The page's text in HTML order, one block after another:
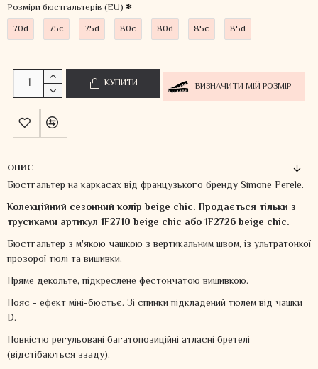
Розміри бюстгальтерів (EU)
70d
75c 75d 80c 80d 85c 85d
КУПИТИ ВИЗНАЧИТИ МІЙ РОЗМІР
ОПИС
Бюстгальтер на каркасах від французького бренду Simone Perele.
Колекційний сезонний колір beige chic. Продається тільки з
трусиками артикул 1F2710 beige chic або 1F2726 beigechic.
Бюстгальтер з м'якою чашкою з вертикальним швом, із ультратонкої
прозорої тюлі та вишивки.
Пряме декольте, підкреслене фестончатою вишивкою.
Пояс - ефект міні-бюстьє. Зі спинки підкладений тюлем від чашки
D.
Повністю регульовані багатопозиційні атласні бретелі
(відстібаються ззаду).